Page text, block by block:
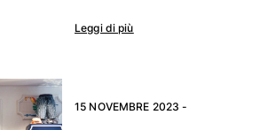
Leggi di più
15 NOVEMBRE 2023 -